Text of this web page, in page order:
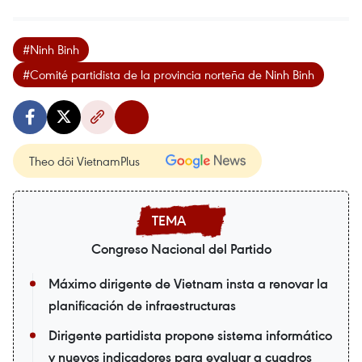
#Ninh Binh
#Comité partidista de la provincia norteña de Ninh Binh
Theo dõi VietnamPlus
Congreso Nacional del Partido
Máximo dirigente de Vietnam insta a renovar la
planificación de infraestructuras
Dirigente partidista propone sistema informático
y nuevos indicadores para evaluar a cuadros